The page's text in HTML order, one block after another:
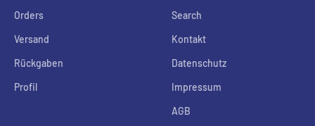
Orders
Versand
Rückgaben
Profil
Search
Kontakt
Datenschutz
Impressum
AGB